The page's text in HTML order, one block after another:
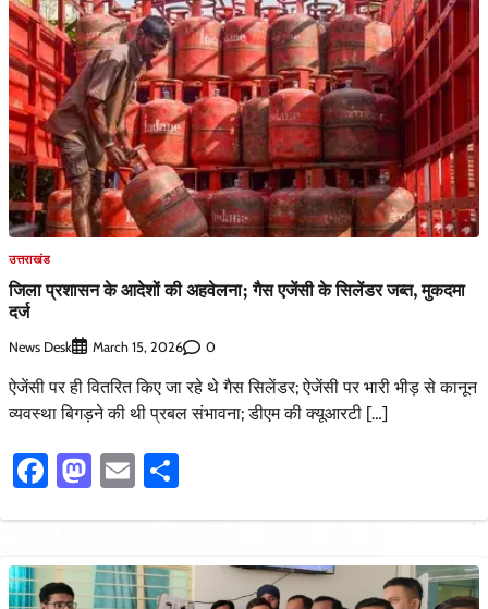
उत्तराखंड
जिला प्रशासन के आदेशों की अहवेलना; गैस एजेंसी के सिलेंडर जब्त, मुकदमा
दर्ज
News Desk March 15, 2026 0
ऐजेंसी पर ही वितरित किए जा रहे थे गैस सिलेंडर; ऐजेंसी पर भारी भीड़ से कानून
व्यवस्था बिगड़ने की थी प्रबल संभावना; डीएम की क्यूआरटी […]
Facebook
Mastodon
Email